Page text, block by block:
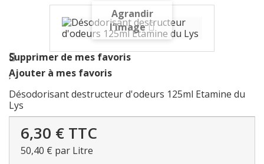
Agrandir
l'image
Supprimer de mes favoris
Ajouter à mes favoris
Désodorisant destructeur d'odeurs 125ml Etamine du
Lys
6,30 € TTC
50,40 € par Litre